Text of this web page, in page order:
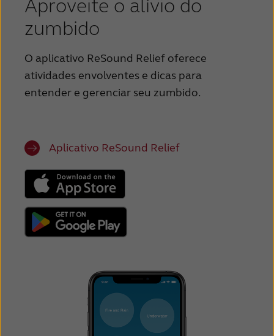
Aproveite o alívio do
zumbido
O aplicativo ReSound Relief oferece
atividades envolventes e dicas para
entender e gerenciar seu zumbido.
Aplicativo ReSound Relief